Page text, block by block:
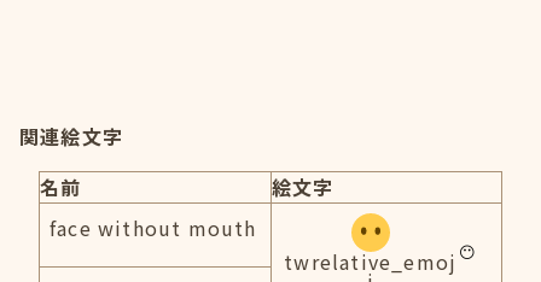
関連絵文字
名前
絵文字
face without mouth
twrelative_emoj